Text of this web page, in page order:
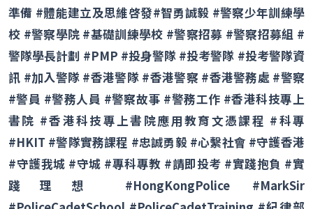
準備 #體能建立及思維啓發#智勇誠毅 #警察少年訓練學
校 #警察學院 #基礎訓練學校 #警察招募 #警察招募組 #
警隊學長計劃 #PMP #投身警隊 #投考警隊 #投考警隊資
訊 #加入警隊 #香港警隊 #香港警察 #香港警務處 #警察
#警員 #警務人員 #警察故事 #警務工作 #香港科技專上
書院 #香港科技專上書院應用教育文憑課程 #科專
#HKIT #警隊實務課程 #忠誠勇毅#心繫社會 #守護香港
#守護我城 #守城 #專科專教 #請即投考 #實踐抱負 #實
踐理想
#HongKongPolice #MarkSir